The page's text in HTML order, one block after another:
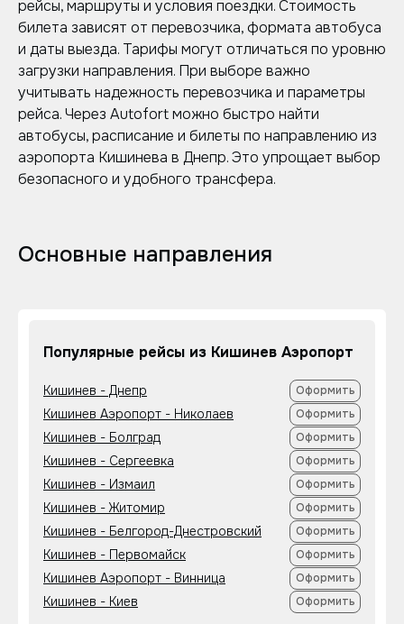
рейсы, маршруты и условия поездки. Стоимость
билета зависят от перевозчика, формата автобуса
и даты выезда. Тарифы могут отличаться по уровню
загрузки направления. При выборе важно
учитывать надежность перевозчика и параметры
рейса. Через Autofort можно быстро найти
автобусы, расписание и билеты по направлению из
аэропорта Кишинева в Днепр. Это упрощает выбор
безопасного и удобного трансфера.
Основные направления
Популярные рейсы из Кишинев Аэропорт
Кишинев - Днепр Оформить
Кишинев Аэропорт - Николаев Оформить
Кишинев - Болград Оформить
Кишинев - Сергеевка Оформить
Кишинев - Измаил Оформить
Кишинев - Житомир Оформить
Кишинев - Белгород-Днестровский Оформить
Кишинев - Первомайск Оформить
Кишинев Аэропорт - Винница Оформить
Кишинев - Киев Оформить